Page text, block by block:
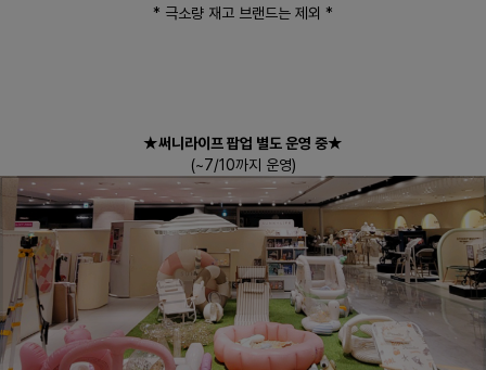
* 극소량 재고 브랜드는 제외 *
★써니라이프 팝업 별도 운영 중★
(~7/10까지 운영)